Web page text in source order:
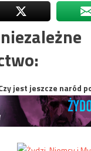
jest jeszcze naród